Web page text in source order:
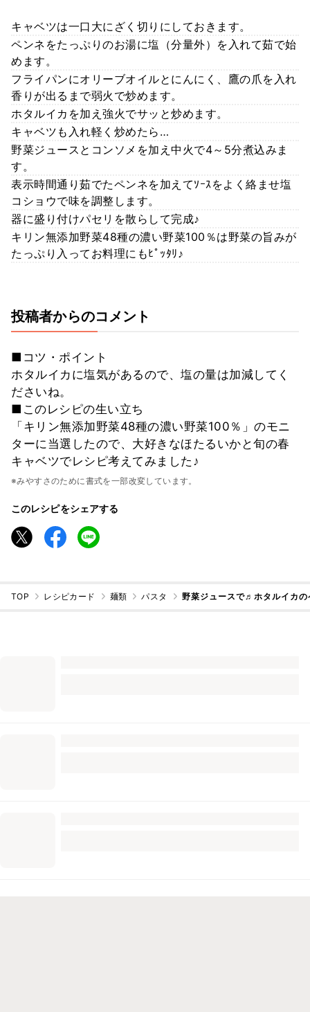
キャベツは一口大にざく切りにしておきます。
ペンネをたっぷりのお湯に塩（分量外）を入れて茹で始
めます。
フライパンにオリーブオイルとにんにく、鷹の爪を入れ
香りが出るまで弱火で炒めます。
ホタルイカを加え強火でサッと炒めます。
キャベツも入れ軽く炒めたら…
野菜ジュースとコンソメを加え中火で4～5分煮込みま
す。
表示時間通り茹でたペンネを加えてｿｰｽをよく絡ませ塩
コショウで味を調整します。
器に盛り付けパセリを散らして完成♪
キリン無添加野菜48種の濃い野菜100％は野菜の旨みが
たっぷり入ってお料理にもﾋﾟｯﾀﾘ♪
投稿者からのコメント
■コツ・ポイント
ホタルイカに塩気があるので、塩の量は加減してく
ださいね。
■このレシピの生い立ち
「キリン無添加野菜48種の濃い野菜100％」のモニ
ターに当選したので、大好きなほたるいかと旬の春
キャベツでレシピ考えてみました♪
※みやすさのために書式を一部改変しています。
このレシピをシェアする
TOP レシピカード 麺類 パスタ 野菜ジュースで♬ホタルイカの